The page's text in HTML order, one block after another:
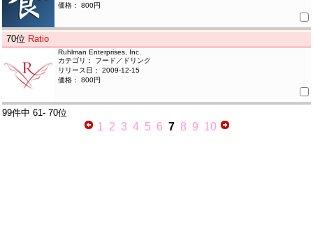
価格： 800円
70位 Ratio
Ruhlman Enterprises, Inc.
カテゴリ： フード／ドリンク
リリース日： 2009-12-15
価格： 800円
99件中 61- 70位
1 2 3 4 5 6 7 8 9 10